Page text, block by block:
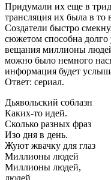
Придумали их еще в
трансляция их была в то
Создатели быстро
сюжетом способна долго
вещания миллионы
можно было немного
информация будет
Ответ: сериал.
Дьявольский соблазн
Каких-то идей.
Сколько разных фраз
Изо дня в день.
Жуют жвачку для глаз
Миллионы людей
Миллионы людей,
людей.